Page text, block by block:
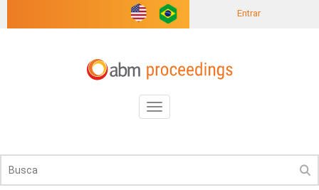
Entrar
Toggle
navigation